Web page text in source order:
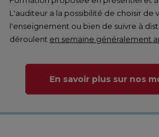
L'auditeur a la possibilité de choisir de
l'enseignement ou bien de suivre à
déroulent en semaine généralement
En savoir plus sur nos